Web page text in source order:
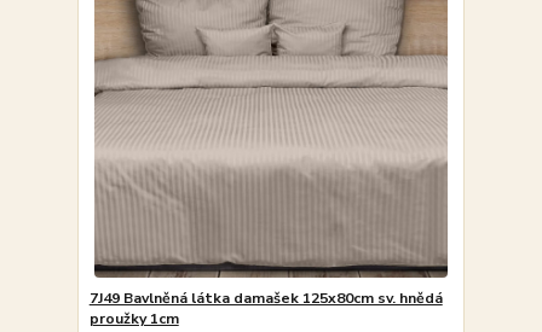
7J49 Bavlněná látka damašek 125x80cm sv. hnědá
proužky 1cm